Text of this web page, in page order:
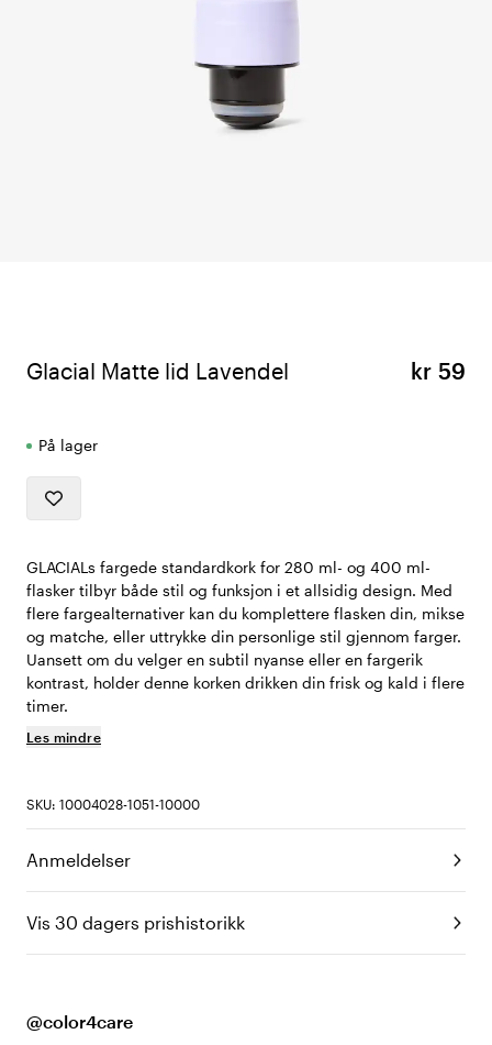
Glacial Matte lid Lavendel kr 59
På lager
GLACIALs fargede standardkork for 280 ml- og 400 ml-
flasker tilbyr både stil og funksjon i et allsidig design. Med
flere fargealternativer kan du komplettere flasken din, mikse
og matche, eller uttrykke din personlige stil gjennom farger.
Uansett om du velger en subtil nyanse eller en fargerik
kontrast, holder denne korken drikken din frisk og kald i flere
timer.
Les mindre
SKU: 10004028-1051-10000
Anmeldelser
Vis 30 dagers prishistorikk
@color4care